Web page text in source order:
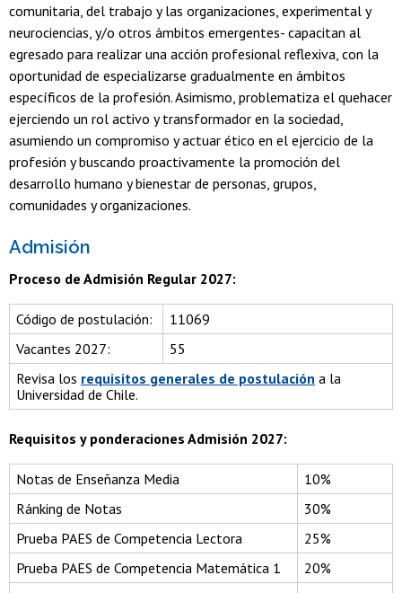
comunitaria, del trabajo y las organizaciones, experimental y
neurociencias, y/o otros ámbitos emergentes- capacitan al
egresado para realizar una acción profesional reflexiva, con la
oportunidad de especializarse gradualmente en ámbitos
específicos de la profesión. Asimismo, problematiza el quehacer
ejerciendo un rol activo y transformador en la sociedad,
asumiendo un compromiso y actuar ético en el ejercicio de la
profesión y buscando proactivamente la promoción del
desarrollo humano y bienestar de personas, grupos,
comunidades y organizaciones.
Admisión
Proceso de Admisión Regular 2027:
Código de postulación:
11069
Vacantes 2027:
55
Revisa los requisitos generales de postulación a la
Universidad de Chile.
Requisitos y ponderaciones Admisión 2027:
Notas de Enseñanza Media
10%
Ránking de Notas
30%
Prueba PAES de Competencia Lectora
25%
Prueba PAES de Competencia Matemática 1
20%